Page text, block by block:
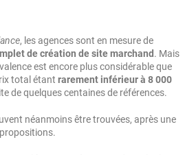
, les agences sont en mesure de
de création de site marchand . Mais
est encore plus considérable que
total étant rarement inférieur à 8 000
de quelques centaines de références.
néanmoins être trouvées, après une